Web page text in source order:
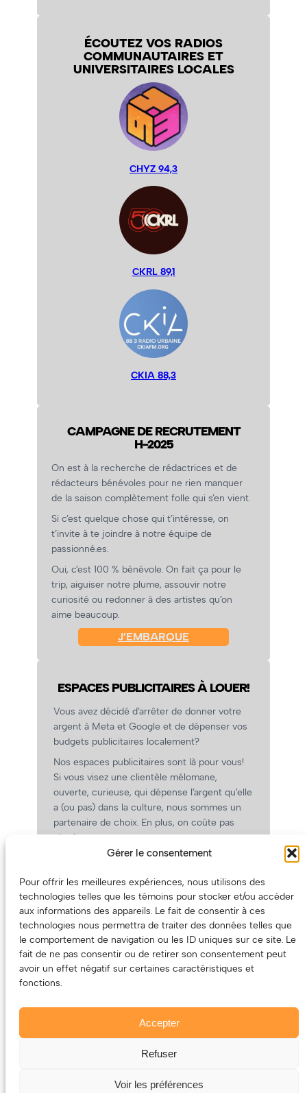
Gérer le consentement
Pour offrir les meilleures expériences, nous utilisons des
technologies telles que les témoins pour stocker et/ou accéder
aux informations des appareils. Le fait de consentir à ces
technologies nous permettra de traiter des données telles que
le comportement de navigation ou les ID uniques sur ce site. Le
fait de ne pas consentir ou de retirer son consentement peut
avoir un effet négatif sur certaines caractéristiques et
fonctions.
Accepter
Refuser
Voir les préférences
ÉCOUTEZ VOS RADIOS
COMMUNAUTAIRES ET
UNIVERSITAIRES LOCALES
CHYZ 94,3
CKRL 89,1
CKIA 88,3
CAMPAGNE DE RECRUTEMENT
H-2025
On est à la recherche de rédactrices et de
rédacteurs bénévoles pour ne rien manquer
de la saison complètement folle qui s’en vient.
Si c’est quelque chose qui t’intéresse, on
t’invite à te joindre à notre équipe de
passionné.es.
Oui, c’est 100 % bénévole. On fait ça pour le
trip, aiguiser notre plume, assouvir notre
curiosité ou redonner à des artistes qu’on
aime beaucoup.
J’EMBARQUE
ESPACES PUBLICITAIRES À LOUER!
Vous avez décidé d’arrêter de donner votre
argent à Meta et Google et de dépenser vos
budgets publicitaires localement?
Nos espaces publicitaires sont là pour vous!
Si vous visez une clientèle mélomane,
ouverte, curieuse, qui dépense l’argent qu’elle
a (ou pas) dans la culture, nous sommes un
partenaire de choix. En plus, on coûte pas
cher!
On prépare une grille tarifaire intéressante et
(Oui, on va avoir des tarifs spéciaux pour
vous, les artistes!)
Le contenu (texte et photos) appartient à ses créatrices et